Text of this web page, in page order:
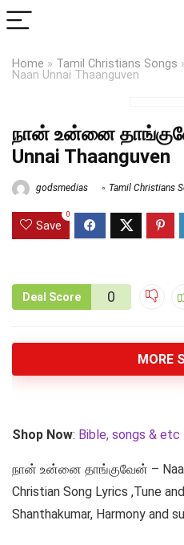
Home » Tamil Christians Songs
Naan Unnai Thaanguven
நான் உன்னை
Unnai Thaanguven
godsmedias Tamil Christians
Save
0
Deal Score 0
MORE
Shop Now: Bible, songs & etc
நான் உன்னை தாங்குவேன் – Naan
Christian Song Lyrics ,Tune
Shanthakumar, Harmony and